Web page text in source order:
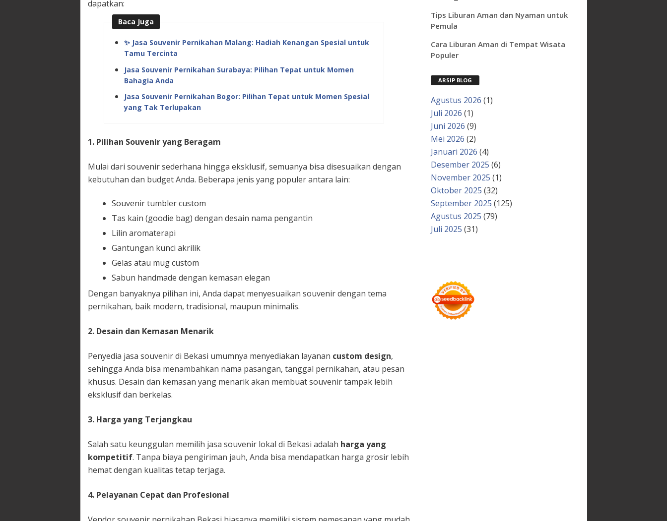
dapatkan:
Baca Juga
✨ Jasa Souvenir Pernikahan Malang: Hadiah Kenangan Spesial untuk
Tamu Tercinta
Jasa Souvenir Pernikahan Surabaya: Pilihan Tepat untuk Momen
Bahagia Anda
Jasa Souvenir Pernikahan Bogor: Pilihan Tepat untuk Momen Spesial
yang Tak Terlupakan
1. Pilihan Souvenir yang Beragam
Mulai dari souvenir sederhana hingga eksklusif, semuanya bisa disesuaikan dengan
kebutuhan dan budget Anda. Beberapa jenis yang populer antara lain:
Souvenir tumbler custom
Tas kain (goodie bag) dengan desain nama pengantin
Lilin aromaterapi
Gantungan kunci akrilik
Gelas atau mug custom
Sabun handmade dengan kemasan elegan
Dengan banyaknya pilihan ini, Anda dapat menyesuaikan souvenir dengan tema
pernikahan, baik modern, tradisional, maupun minimalis.
2. Desain dan Kemasan Menarik
Penyedia jasa souvenir di Bekasi umumnya menyediakan layanan custom design,
sehingga Anda bisa menambahkan nama pasangan, tanggal pernikahan, atau pesan
khusus. Desain dan kemasan yang menarik akan membuat souvenir tampak lebih
eksklusif dan berkelas.
3. Harga yang Terjangkau
Salah satu keunggulan memilih jasa souvenir lokal di Bekasi adalah harga yang
kompetitif. Tanpa biaya pengiriman jauh, Anda bisa mendapatkan harga grosir lebih
hemat dengan kualitas tetap terjaga.
4. Pelayanan Cepat dan Profesional
Tips Liburan Aman dan Nyaman untuk
Pemula
Cara Liburan Aman di Tempat Wisata
Populer
ARSIP BLOG
Agustus 2026 (1)
Juli 2026 (1)
Juni 2026 (9)
Mei 2026 (2)
Januari 2026 (4)
Desember 2025 (6)
November 2025 (1)
Oktober 2025 (32)
September 2025 (125)
Agustus 2025 (79)
Juli 2025 (31)